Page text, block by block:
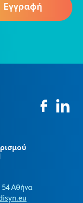
54 Αθήνα